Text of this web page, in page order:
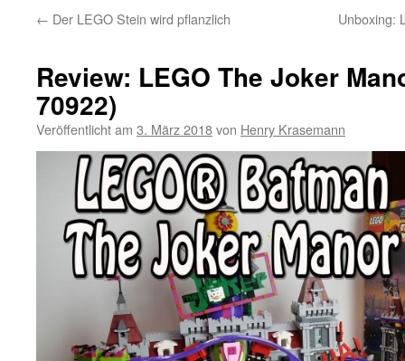
← Der LEGO Stein wird pflanzlich Unboxing:
Review: LEGO The Joker
70922)
Veröffentlicht am 3. März 2018von Henry Krasemann